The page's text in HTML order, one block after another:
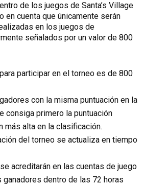
de los juegos de Santa’s Village
en cuenta que únicamente serán
en los juegos de
señalados por un valor de 800
participar en el torneo es de 800
con la misma puntuación en la
consiga primero la puntuación
más alta en la clasificación.
del torneo se actualiza en tiempo
acreditarán en las cuentas de juego
dentro de las 72 horas